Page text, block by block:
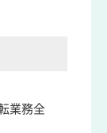
業務全